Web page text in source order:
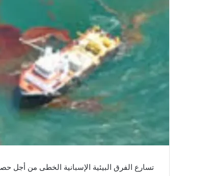
تسارع الفرق البيئية الإسبانية الخطى من أجل